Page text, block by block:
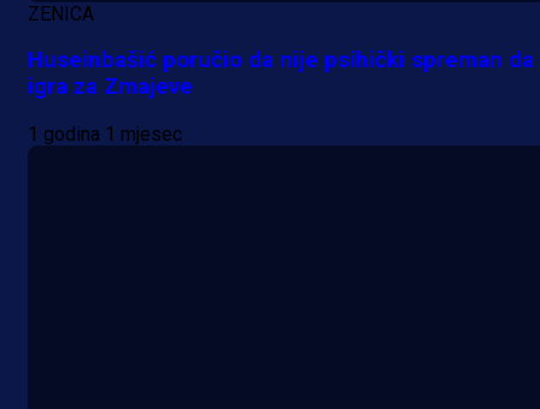
ZENICA
Huseinbašić poručio da nije psihički spreman da
igra za Zmajeve
1 godina 1 mjesec